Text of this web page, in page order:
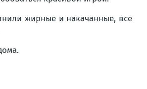
жирные и накачанные, все